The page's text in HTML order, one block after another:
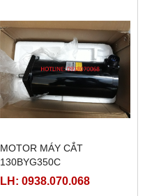
MOTOR MÁY CẮT
130BYG350C
LH: 0938.070.068